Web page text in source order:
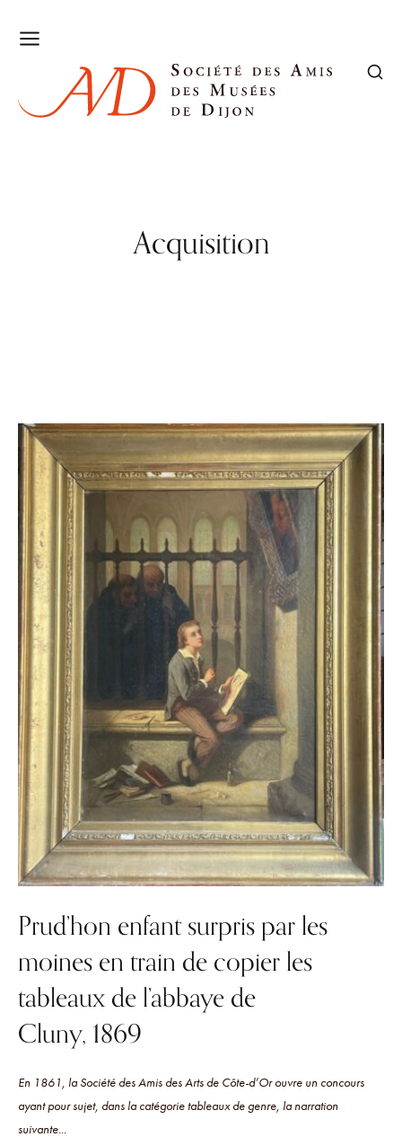
Acquisition
Prud’hon enfant surpris par les
moines en train de copier les
tableaux de l’abbaye de
Cluny, 1869
En 1861, la Société des Amis des Arts de Côte-d’Or ouvre un concours
ayant pour sujet, dans la catégorie tableaux de genre, la narration
suivante...